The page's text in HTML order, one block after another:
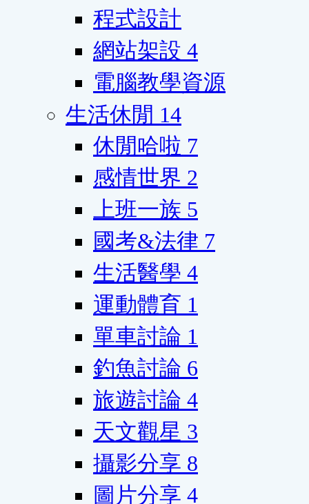
程式設計
網站架設 4
電腦教學資源
生活休閒 14
休閒哈啦 7
感情世界 2
上班一族 5
國考&法律 7
生活醫學 4
運動體育 1
單車討論 1
釣魚討論 6
旅遊討論 4
天文觀星 3
攝影分享 8
圖片分享 4